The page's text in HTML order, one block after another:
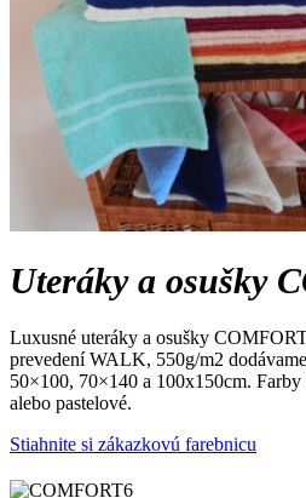
Uteráky a osušky
Luxusné uteráky a osušky
prevedení WALK, 550g/m2
50×100, 70×140 a 100x150cm. Farby
alebo pastelové.
Stiahnite si zákazkovú farebnicu